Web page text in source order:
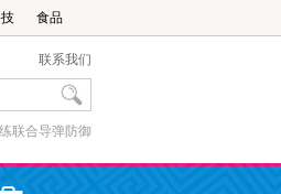
食品
联系我们
联合导弹防御